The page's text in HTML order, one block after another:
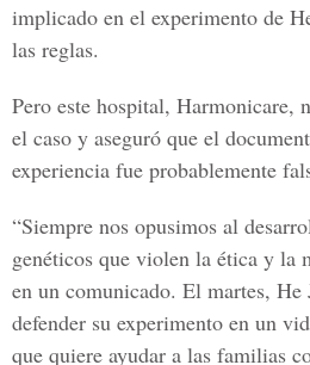
implicado en el experimento de
las reglas.
Pero este hospital, Harmonicare,
el caso y aseguró que el
experiencia fue probablemente
“Siempre nos opusimos al
genéticos que violen la ética y la
en un comunicado. El martes,
defender su experimento en un
que quiere ayudar a las familias